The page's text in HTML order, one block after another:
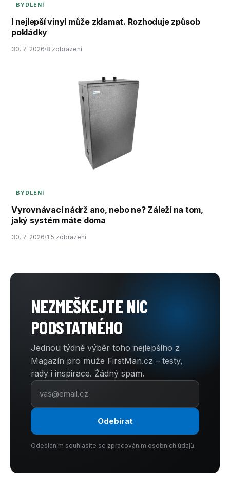
BYDLENÍ
I nejlepší vinyl může zklamat. Rozhoduje způsob
pokládky
30. 7. 2026 8 zobrazení
BYDLENÍ
Vyrovnávací nádrž ano, nebo ne? Záleží na tom,
jaký systém máte doma
30. 7. 2026 15 zobrazení
NEZMEŠKEJTE NIC
PODSTATNÉHO
Jednou týdně výběr toho nejlepšího z
Magazín pro muže FirstMan.cz – testy,
rady i inspirace. Žádný spam.
Odebírat
Odesláním souhlasíte se zpracováním osobních údajů.